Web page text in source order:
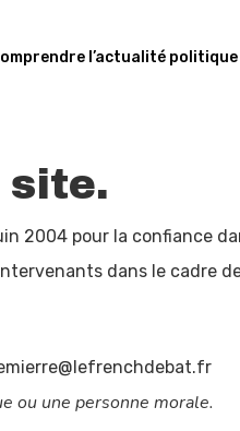
l’actualité politique
site.
2004 pour la confiance
dans le cadre
ou une personne morale.